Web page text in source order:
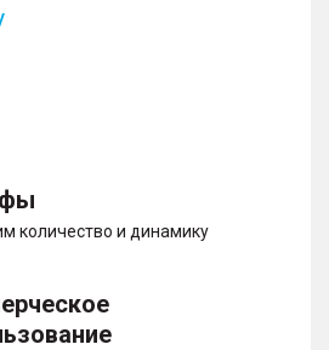
количество и динамику